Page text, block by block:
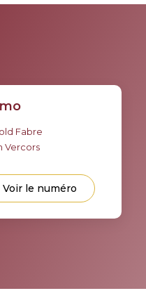
Fabre
Vercors
Voir le numéro